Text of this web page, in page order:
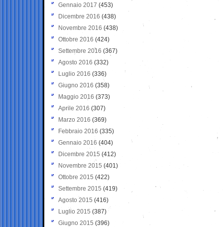
Gennaio 2017 (453)
Dicembre 2016 (438)
Novembre 2016 (438)
Ottobre 2016 (424)
Settembre 2016 (367)
Agosto 2016 (332)
Luglio 2016 (336)
Giugno 2016 (358)
Maggio 2016 (373)
Aprile 2016 (307)
Marzo 2016 (369)
Febbraio 2016 (335)
Gennaio 2016 (404)
Dicembre 2015 (412)
Novembre 2015 (401)
Ottobre 2015 (422)
Settembre 2015 (419)
Agosto 2015 (416)
Luglio 2015 (387)
Giugno 2015 (396)